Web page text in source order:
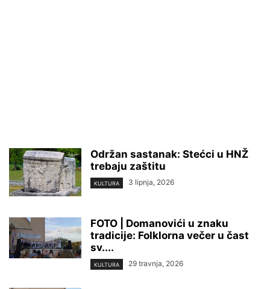
Održan sastanak: Stećci u HNŽ
trebaju zaštitu
KULTURA 3 lipnja, 2026
FOTO | Domanovići u znaku
tradicije: Folklorna večer u čast
sv....
KULTURA 29 travnja, 2026